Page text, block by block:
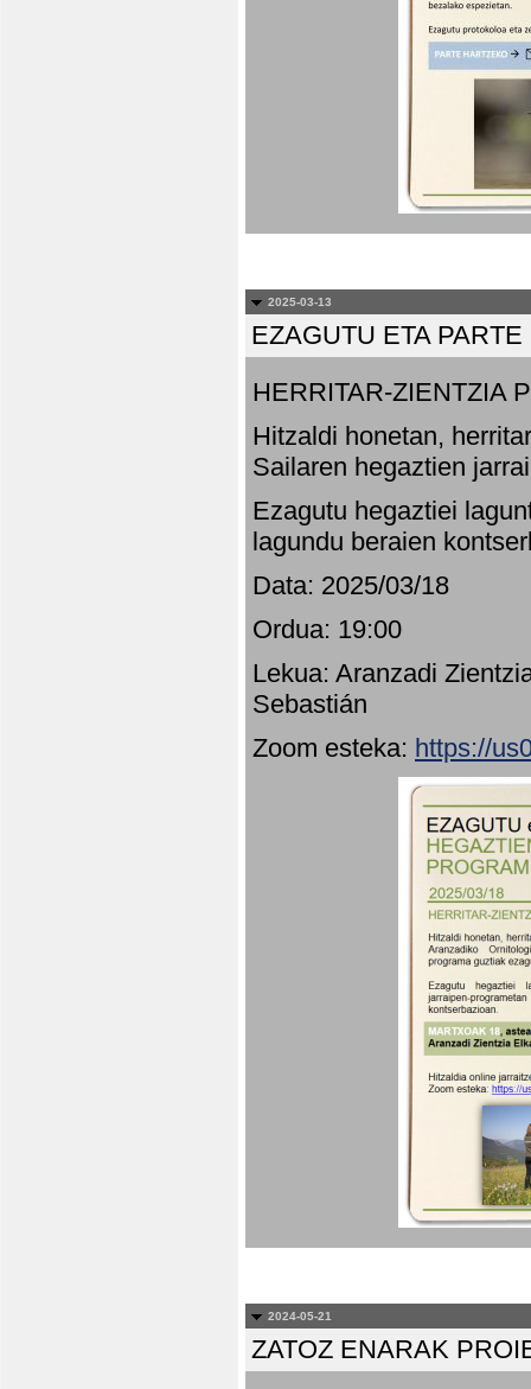
2025-03-13
EZAGUTU ETA
HERRITAR-ZIENTZIA
Hitzaldi honetan,
Sailaren hegaztien
Ezagutu hegaztiei
lagundu beraien
Data: 2025/03/18
Ordua: 19:00
Lekua: Aranzadi
Sebastián
Zoom esteka: https://
2024-05-21
ZATOZ ENARAK